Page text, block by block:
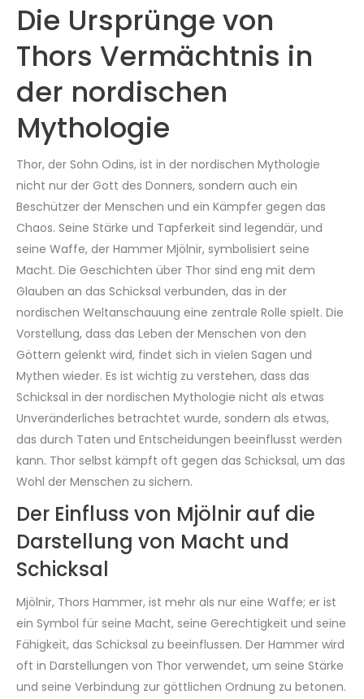
Die Ursprünge von
Thors Vermächtnis in
der nordischen
Mythologie
Thor, der Sohn Odins, ist in der nordischen Mythologie
nicht nur der Gott des Donners, sondern auch ein
Beschützer der Menschen und ein Kämpfer gegen das
Chaos. Seine Stärke und Tapferkeit sind legendär, und
seine Waffe, der Hammer Mjölnir, symbolisiert seine
Macht. Die Geschichten über Thor sind eng mit dem
Glauben an das Schicksal verbunden, das in der
nordischen Weltanschauung eine zentrale Rolle spielt. Die
Vorstellung, dass das Leben der Menschen von den
Göttern gelenkt wird, findet sich in vielen Sagen und
Mythen wieder. Es ist wichtig zu verstehen, dass das
Schicksal in der nordischen Mythologie nicht als etwas
Unveränderliches betrachtet wurde, sondern als etwas,
das durch Taten und Entscheidungen beeinflusst werden
kann. Thor selbst kämpft oft gegen das Schicksal, um das
Wohl der Menschen zu sichern.
Der Einfluss von Mjölnir auf die
Darstellung von Macht und
Schicksal
Mjölnir, Thors Hammer, ist mehr als nur eine Waffe; er ist
ein Symbol für seine Macht, seine Gerechtigkeit und seine
Fähigkeit, das Schicksal zu beeinflussen. Der Hammer wird
oft in Darstellungen von Thor verwendet, um seine Stärke
und seine Verbindung zur göttlichen Ordnung zu betonen.